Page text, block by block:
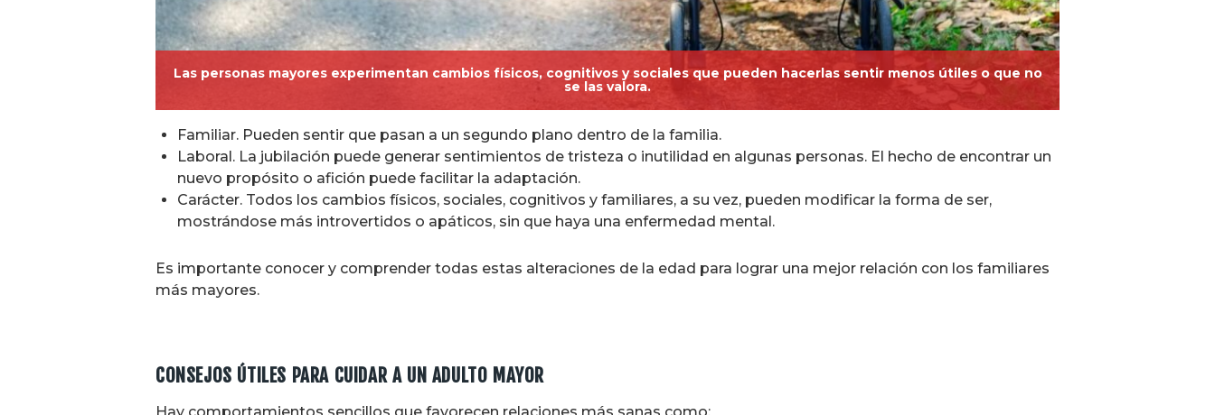
Las personas mayores experimentan cambios físicos, cognitivos y sociales que pueden hacerlas sentir menos útiles o que no
se las valora.
Familiar. Pueden sentir que pasan a un segundo plano dentro de la familia.
Laboral. La jubilación puede generar sentimientos de tristeza o inutilidad en algunas personas. El hecho de encontrar un
nuevo propósito o afición puede facilitar la adaptación.
Carácter. Todos los cambios físicos, sociales, cognitivos y familiares, a su vez, pueden modificar la forma de ser,
mostrándose más introvertidos o apáticos, sin que haya una enfermedad mental.
Es importante conocer y comprender todas estas alteraciones de la edad para lograr una mejor relación con los familiares
más mayores.
CONSEJOS ÚTILES PARA CUIDAR A UN ADULTO MAYOR